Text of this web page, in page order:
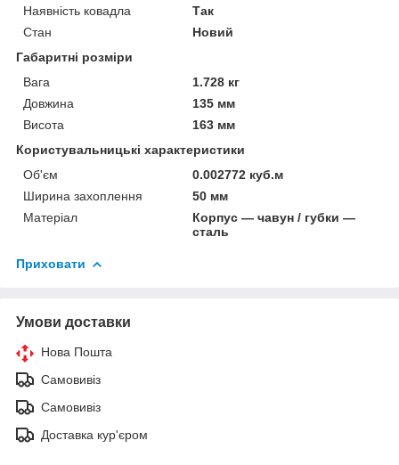
Наявність ковадла
Так
Стан
Новий
Габаритні розміри
Вага
1.728 кг
Довжина
135 мм
Висота
163 мм
Користувальницькі характеристики
Об'єм
0.002772 куб.м
Ширина захоплення
50 мм
Матеріал
Корпус — чавун / губки —
сталь
Приховати
Умови доставки
Нова Пошта
Самовивіз
Самовивіз
Доставка кур'єром